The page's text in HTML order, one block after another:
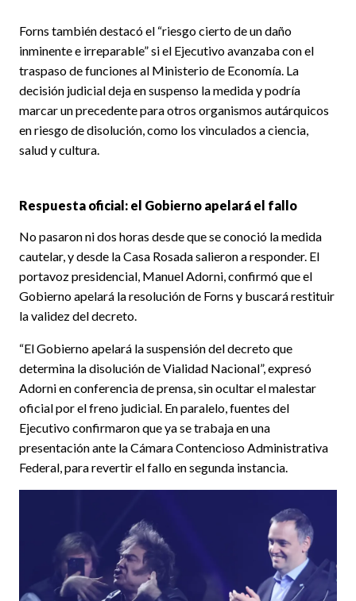
Forns también destacó el “riesgo cierto de un daño
inminente e irreparable” si el Ejecutivo avanzaba con el
traspaso de funciones al Ministerio de Economía. La
decisión judicial deja en suspenso la medida y podría
marcar un precedente para otros organismos autárquicos
en riesgo de disolución, como los vinculados a ciencia,
salud y cultura.
Respuesta oficial: el Gobierno apelará el fallo
No pasaron ni dos horas desde que se conoció la medida
cautelar, y desde la Casa Rosada salieron a responder. El
portavoz presidencial, Manuel Adorni, confirmó que el
Gobierno apelará la resolución de Forns y buscará restituir
la validez del decreto.
“El Gobierno apelará la suspensión del decreto que
determina la disolución de Vialidad Nacional”, expresó
Adorni en conferencia de prensa, sin ocultar el malestar
oficial por el freno judicial. En paralelo, fuentes del
Ejecutivo confirmaron que ya se trabaja en una
presentación ante la Cámara Contencioso Administrativa
Federal, para revertir el fallo en segunda instancia.